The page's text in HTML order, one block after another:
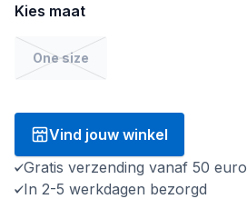
Kies maat
One size
Vind jouw winkel
Gratis verzending vanaf 50 euro
In 2-5 werkdagen bezorgd